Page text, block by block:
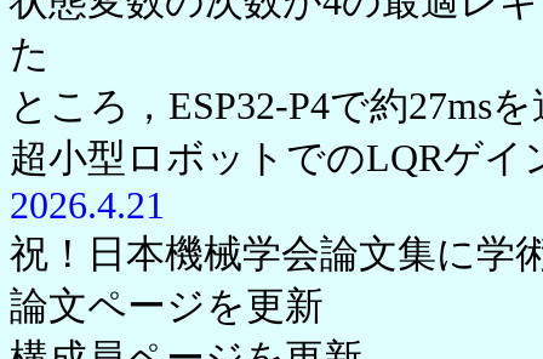
た
ところ，ESP32-P4で約27ms
超小型ロボットでのLQRゲ
2026.4.21
祝！日本機械学会論文集に学
論文ページを更新